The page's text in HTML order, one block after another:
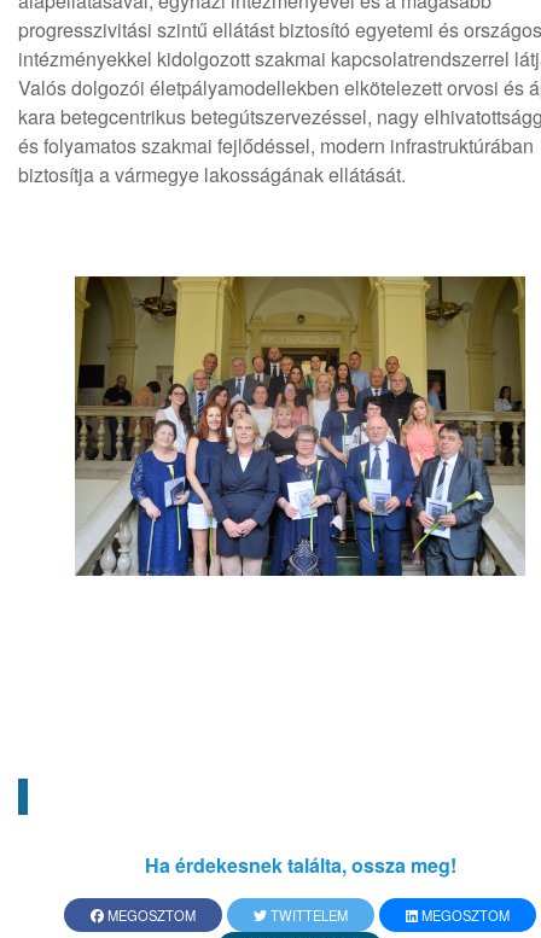
progresszivitási szintű ellátást biztosító egyetemi és országos
intézményekkel kidolgozott szakmai kapcsolatrendszerrel
Valós dolgozói életpályamodellekben elkötelezett orvosi és
kara betegcentrikus betegútszervezéssel, nagy
és folyamatos szakmai fejlődéssel, modern infrastruktúrában
biztosítja a vármegye lakosságának ellátását.
Ha érdekesnek találta, ossza meg!
MEGOSZTOM TWITTELEM
MEGOSZTOM